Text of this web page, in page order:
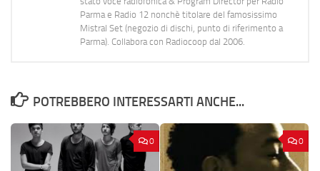
Parma e Radio 12 nonchè titolare del famosissimo
Mistral Set (negozio di dischi, punto di riferimento a
Parma). Collabora con Radiocoop dal 2006.
POTREBBERO INTERESSARTI ANCHE...
0 0